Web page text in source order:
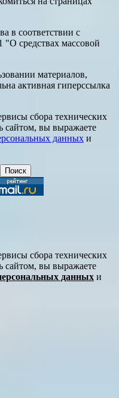
в соответствии с
средствах массовой
материалов,
активная гиперссылка
сбора технических
сайтом, вы выражаете
данных и
сбора технических
сайтом, вы выражаете
данных и